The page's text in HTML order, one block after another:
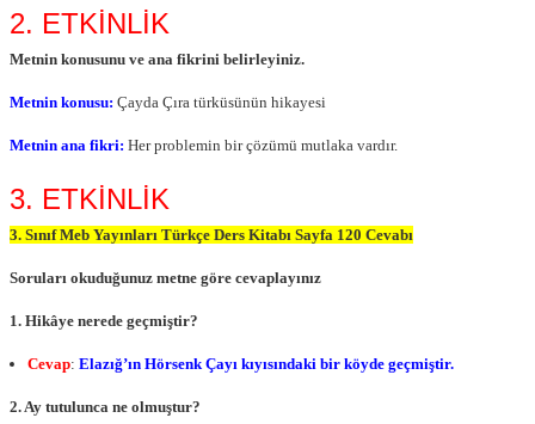
2. ETKİNLİK
Metnin konusunu ve ana fikrini belirleyiniz.
Metnin konusu: Çayda Çıra türküsünün hikayesi
Metnin ana fikri: Her problemin bir çözümü mutlaka vardır.
3. ETKİNLİK
3. Sınıf Meb Yayınları Türkçe Ders Kitabı Sayfa 120 Cevabı
Soruları okuduğunuz metne göre cevaplayınız
1. Hikâye nerede geçmiştir?
Cevap: Elazığ’ın Hörsenk Çayı kıyısındaki bir köyde geçmiştir.
2. Ay tutulunca ne olmuştur?